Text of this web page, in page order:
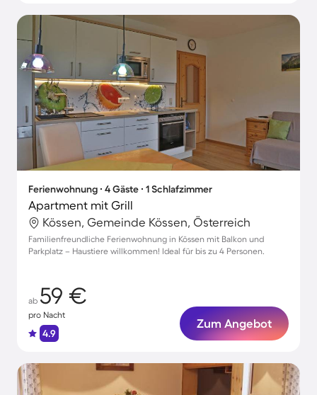
Ferienwohnung ∙ 4 Gäste ∙ 1 Schlafzimmer
Apartment mit Grill
Kössen, Gemeinde Kössen, Österreich
Familienfreundliche Ferienwohnung in Kössen mit Balkon und
Parkplatz – Haustiere willkommen! Ideal für bis zu 4 Personen.
ab 59 €
pro Nacht
4.9
Zum Angebot